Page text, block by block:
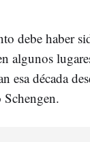
debe haber
algunos
esa década